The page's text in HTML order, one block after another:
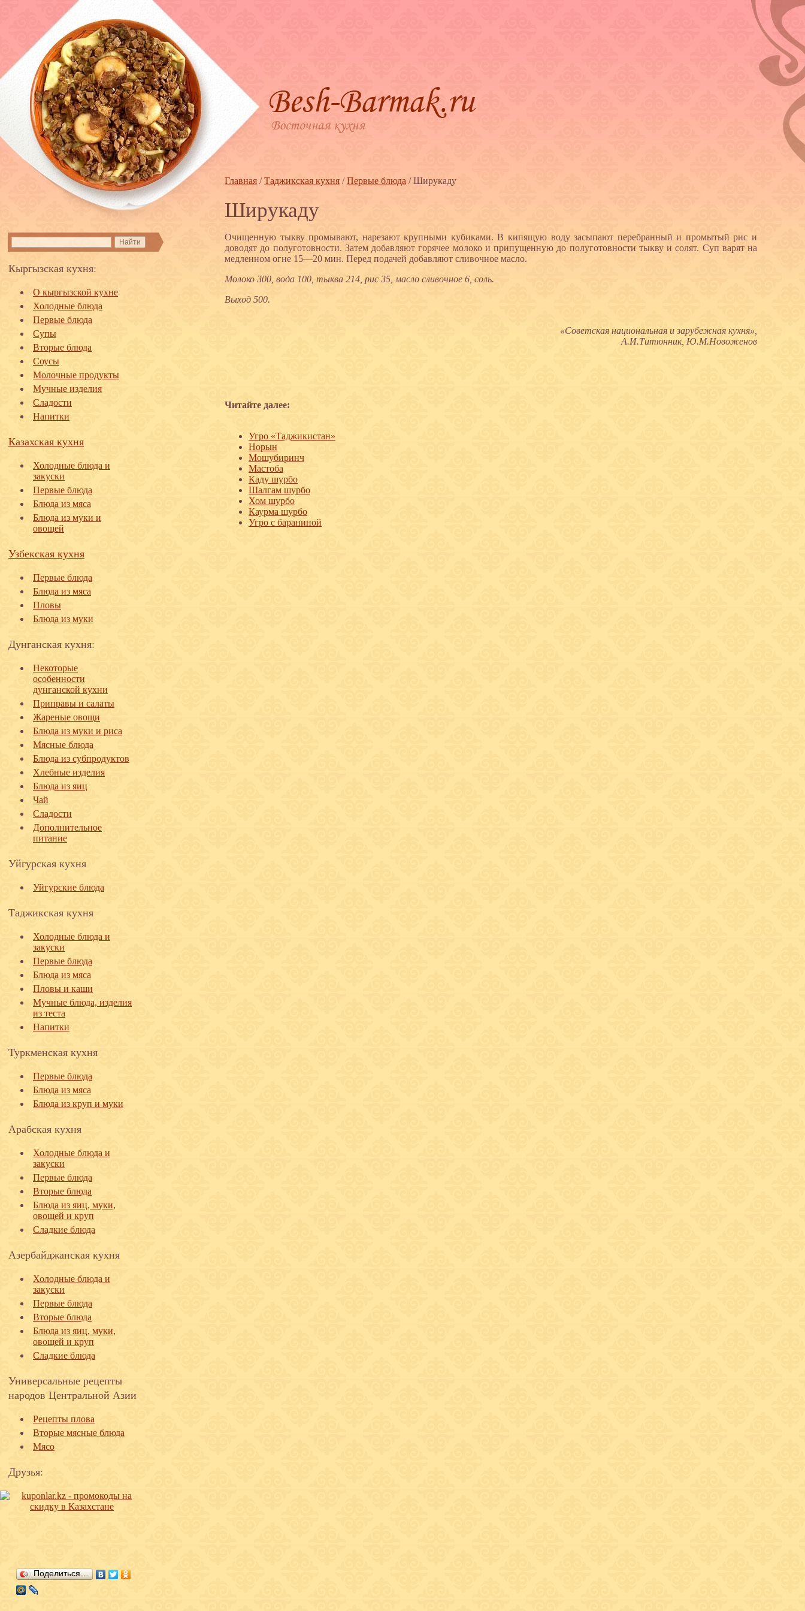
Кыргызская кухня:
О кыргызской кухне
Холодные блюда
Первые блюда
Супы
Вторые блюда
Соусы
Молочные продукты
Мучные изделия
Сладости
Напитки
Казахская кухня
Холодные блюда и
закуски
Первые блюда
Блюда из мяса
Блюда из муки и
овощей
Узбекская кухня
Первые блюда
Блюда из мяса
Пловы
Блюда из муки
Дунганская кухня:
Некоторые
особенности
дунганской кухни
Приправы и салаты
Жареные овощи
Блюда из муки и риса
Мясные блюда
Блюда из субпродуктов
Хлебные изделия
Блюда из яиц
Чай
Сладости
Дополнительное
питание
Уйгурская кухня
Уйгурские блюда
Таджикская кухня
Холодные блюда и
закуски
Первые блюда
Блюда из мяса
Пловы и каши
Мучные блюда, изделия
из теста
Напитки
Туркменская кухня
Первые блюда
Блюда из мяса
Блюда из круп и муки
Арабская кухня
Холодные блюда и
закуски
Первые блюда
Вторые блюда
Блюда из яиц, муки,
овощей и круп
Сладкие блюда
Азербайджанская кухня
Холодные блюда и
закуски
Первые блюда
Вторые блюда
Блюда из яиц, муки,
овощей и круп
Сладкие блюда
Универсальные рецепты
народов Центральной Азии
Рецепты плова
Вторые мясные блюда
Мясо
Друзья:
Поделиться…
Главная /Таджикская кухня /Первые блюда /Ширукаду
Ширукаду
Очищенную тыкву промывают, нарезают крупными кубиками. В кипящую воду засыпают перебранный и промытый рис и
доводят до полуготовности. Затем добавляют горячее молоко и припущенную до полуготовности тыкву и солят. Суп варят на
медленном огне 15—20 мин. Перед подачей добавляют сливочное масло.
Молоко 300, вода 100, тыква 214, рис 35, масло сливочное 6, соль.
Выход 500.
«Советская национальная и зарубежная кухня»,
А.И.Титюнник, Ю.М.Новоженов
Читайте далее:
Угро «Таджикистан»
Норын
Мошубиринч
Мастоба
Каду шурбо
Шалгам шурбо
Хом шурбо
Каурма шурбо
Угро с бараниной